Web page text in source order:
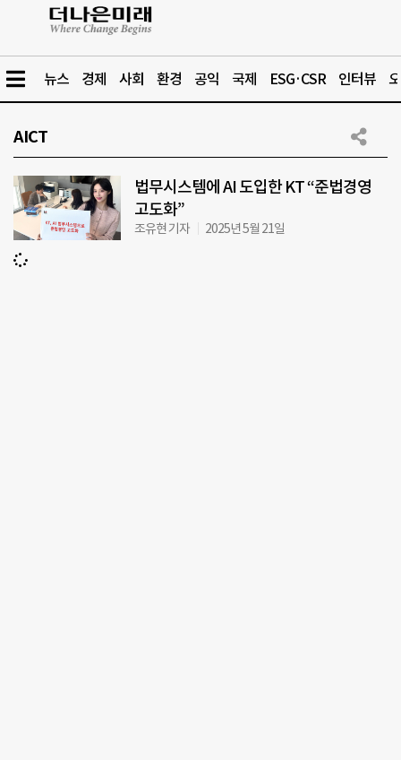
뉴스 경제 사회 환경 공익 국제 ESG·CSR 인터뷰
AICT
법무시스템에 AI 도입한 KT “준법경영
고도화”
조유현 기자 2025년 5월 21일